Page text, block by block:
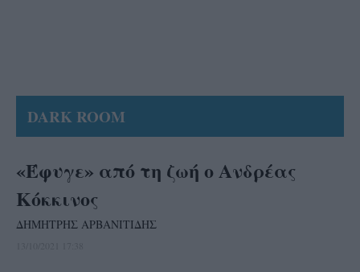
DARK ROOM
«Έφυγε» από τη ζωή o Ανδρέας
Κόκκινος
ΔΗΜΗΤΡΗΣ ΑΡΒΑΝΙΤΙΔΗΣ